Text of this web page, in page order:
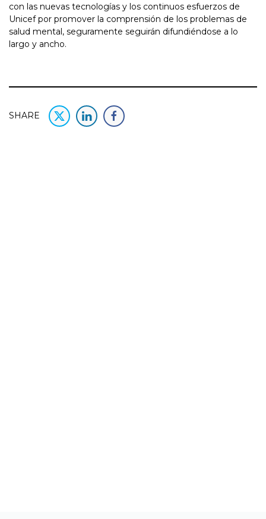
con las nuevas tecnologías y los continuos esfuerzos de
Unicef por promover la comprensión de los problemas de
salud mental, seguramente seguirán difundiéndose a lo
largo y ancho.
SHARE